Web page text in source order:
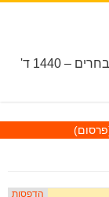
חדשות, מבזקי חדשות ומאמרים ממקורות נבחרים – 1440 ד'